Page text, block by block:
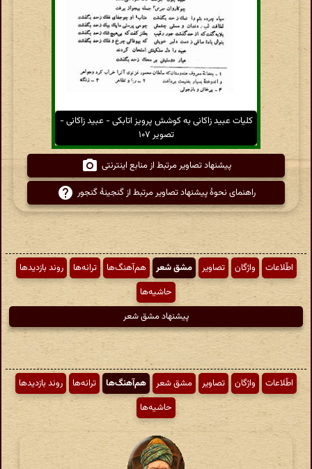
کلیات عبید زاکانی به کوشش پرویز اتابکی - عبید زاکانی -
تصویر ۱۰۷
پیشنهاد تصاویر مرتبط از منابع اینترنتی
راهنمای نحوهٔ پیشنهاد تصاویر مرتبط از گنجینهٔ گنجور
اطّلاعات واژگان تصاویر مشق شعر هم‌آهنگ‌ها ترانه‌ها
روند بازدیدها
حاشیه‌ها
پیشنهاد مشق شعر
اطّلاعات واژگان تصاویر مشق شعر هم‌آهنگ‌ها ترانه‌ها
روند بازدیدها
حاشیه‌ها